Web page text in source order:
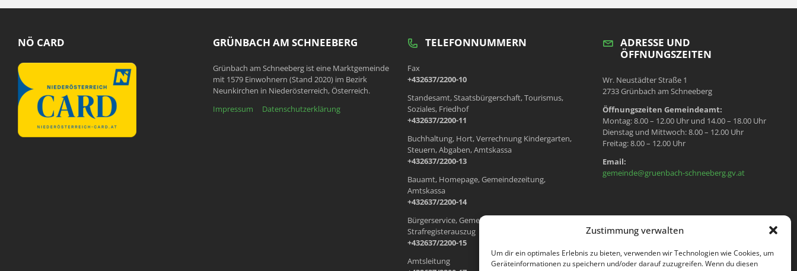
Zustimmung verwalten
Um dir ein optimales Erlebnis zu bieten, verwenden wir Technologien wie Cookies, um
Geräteinformationen zu speichern und/oder darauf zuzugreifen. Wenn du diesen
NÖ CARD GRÜNBACH AM SCHNEEBERG
Grünbach am Schneeberg ist eine Marktgemeinde
mit 1579 Einwohnern (Stand 2020) im Bezirk
Neunkirchen in Niederösterreich, Österreich.
Impressum
Datenschutzerklärung
TELEFONNUMMERN
Fax
+432637/2200-10
Standesamt, Staatsbürgerschaft, Tourismus,
Soziales, Friedhof
+432637/2200-11
Buchhaltung, Hort, Verrechnung Kindergarten,
Steuern, Abgaben, Amtskassa
+432637/2200-13
Bauamt, Homepage, Gemeindezeitung,
Amtskassa
+432637/2200-14
Bürgerservice, Gemeindewohnungen, Meldeamt,
Strafregisterauszug
+432637/2200-15
Amtsleitung
ADRESSE UND
ÖFFNUNGSZEITEN
Wr. Neustädter Straße 1
2733 Grünbach am Schneeberg
Öffnungszeiten Gemeindeamt:
Montag: 8.00 – 12.00 Uhr und 14.00 – 18.00 Uhr
Dienstag und Mittwoch: 8.00 – 12.00 Uhr
Freitag: 8.00 – 12.00 Uhr
Email:
gemeinde@gruenbach-schneeberg.gv.at